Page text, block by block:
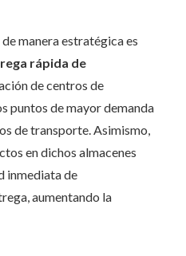
manera estratégica es
rápida de
de centros de
puntos de mayor demanda
de transporte. Asimismo,
en dichos almacenes
inmediata de
aumentando la